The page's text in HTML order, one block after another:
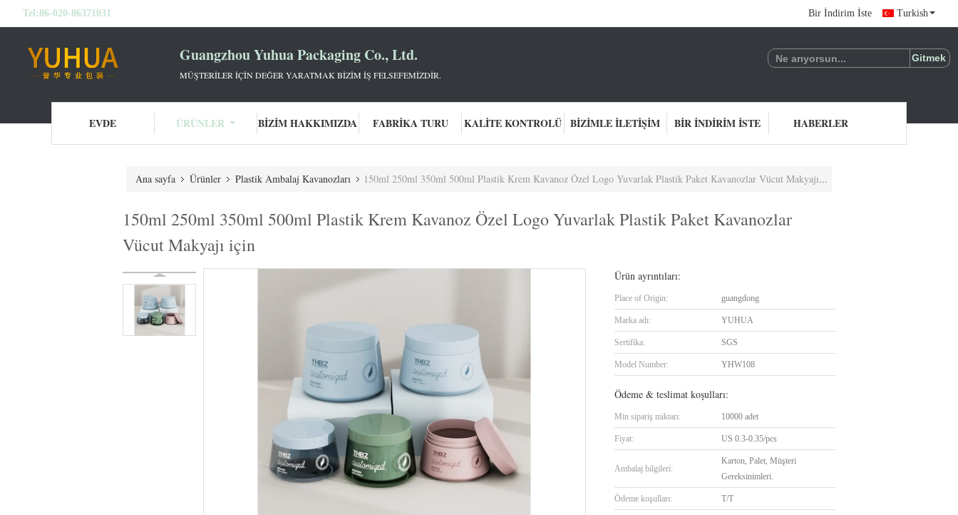
Tel:86-020-86371031 Bir İndirim İste Turkish
Guangzhou Yuhua Packaging Co., Ltd.
MÜŞTERILER IÇIN DEĞER YARATMAK BIZIM IŞ FELSEFEMIZDIR.
EVDE ÜRÜNLER BIZIM HAKKIMIZDA FABRIKA TURU KALITE KONTROLÜ BIZIMLE İLETIŞIM BIR İNDIRIM İSTE HABERLER
Ana sayfa Ürünler Plastik Ambalaj Kavanozları 150ml 250ml 350ml 500ml Plastik Krem Kavanoz Özel Logo Yuvarlak Plastik Paket Kavanozlar Vücut Makyajı için
150ml 250ml 350ml 500ml Plastik Krem Kavanoz Özel Logo Yuvarlak Plastik Paket Kavanozlar
Vücut Makyajı için
Ürün ayrıntıları:
Place of Origin: guangdong
Marka adı: YUHUA
Sertifika: SGS
Model Number: YHW108
Ödeme & teslimat koşulları:
Min sipariş miktarı: 10000 adet
Fiyat: US 0.3-0.35/pcs
Ambalaj bilgileri:
Karton, Palet, Müşteri
Gereksinimleri.
Ödeme koşulları: T/T